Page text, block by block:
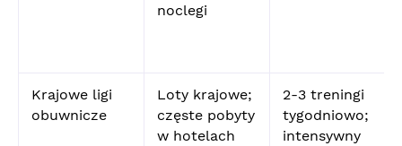
noclegi
Krajowe ligi
obuwnicze
Loty krajowe;
częste pobyty
w hotelach
2-3 treningi
tygodniowo;
intensywny